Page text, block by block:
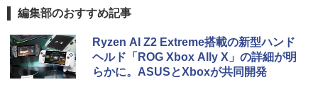
編集部のおすすめ記事
Ryzen AI Z2 Extreme搭載の新型ハンド
ヘルド「ROG Xbox Ally X」の詳細が明
らかに。ASUSとXboxが共同開発